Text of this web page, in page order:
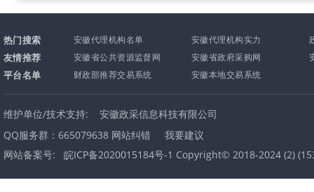
热门搜索 安徽代理机构名单 安徽代理机构实力
友情推荐 安徽省公共资源监督网 安徽省政府采购网
平台名单 财政部推荐交易系统 安徽本地交易系统
维护单位/技术支持: 安徽政采信息科技有限公司
QQ服务群：665079638 网站纠错
我要建议
网站备案号: 皖ICP备2020015184号-1 Copyright© 2018-2024 (2) (